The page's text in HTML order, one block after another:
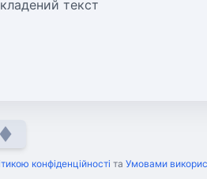
текст
конфіденційності та Умовами